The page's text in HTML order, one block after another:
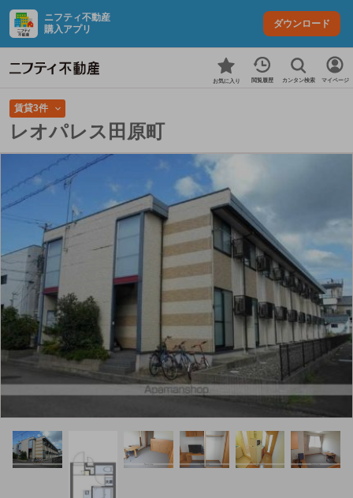
ニフティ不動産
購入アプリ
ダウンロード
お気に入り 閲覧履歴 カンタン検索 マイページ
賃貸3件
レオパレス田原町